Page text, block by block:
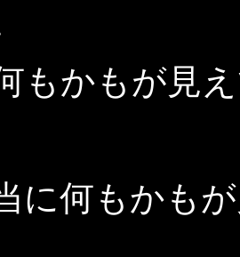
もかもが見
に何もかも